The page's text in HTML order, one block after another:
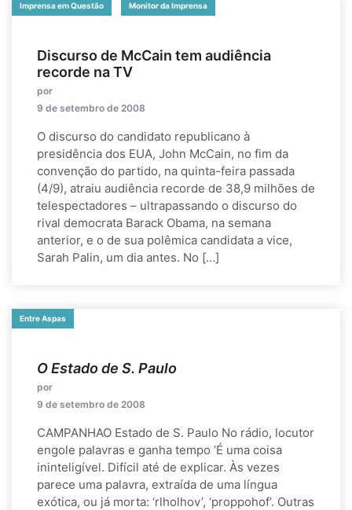
Imprensa em Questão Monitor da Imprensa
Discurso de McCain tem audiência
recorde na TV
por
9 de setembro de 2008
O discurso do candidato republicano à
presidência dos EUA, John McCain, no fim da
convenção do partido, na quinta-feira passada
(4/9), atraiu audiência recorde de 38,9 milhões de
telespectadores – ultrapassando o discurso do
rival democrata Barack Obama, na semana
anterior, e o de sua polêmica candidata a vice,
Sarah Palin, um dia antes. No […]
Entre Aspas
O Estado de S. Paulo
por
9 de setembro de 2008
CAMPANHAO Estado de S. Paulo No rádio, locutor
engole palavras e ganha tempo ‘É uma coisa
ininteligível. Difícil até de explicar. Às vezes
parece uma palavra, extraída de uma língua
exótica, ou já morta: ‘rlholhov’, ‘proppohof’. Outras